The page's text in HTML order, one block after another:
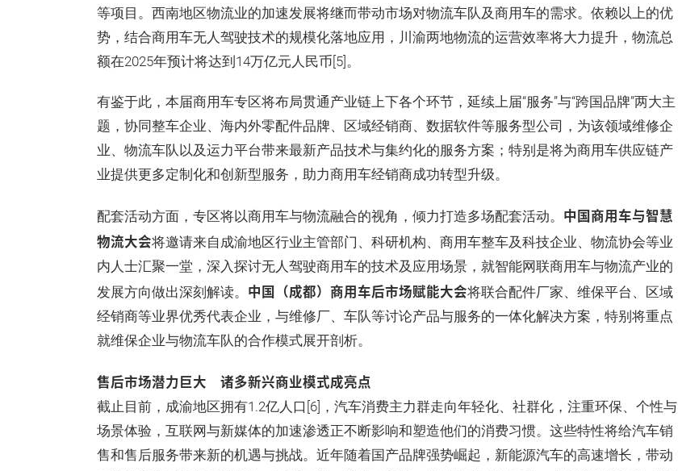
等项目。西南地区物流业的加速发展将继而带动市场对物流车队及商用车的需求。依赖以上的优
势，结合商用车无人驾驶技术的规模化落地应用，川渝两地物流的运营效率将大力提升，物流总
额在2025年预计将达到14万亿元人民币[5]。
有鉴于此，本届商用车专区将布局贯通产业链上下各个环节，延续上届“服务”与“跨国品牌”两大主
题，协同整车企业、海内外零配件品牌、区域经销商、数据软件等服务型公司，为该领域维修企
业、物流车队以及运力平台带来最新产品技术与集约化的服务方案；特别是将为商用车供应链产
业提供更多定制化和创新型服务，助力商用车经销商成功转型升级。
配套活动方面，专区将以商用车与物流融合的视角，倾力打造多场配套活动。 中国商用车与智慧
物流大会将邀请来自成渝地区行业主管部门、科研机构、商用车整车及科技企业、物流协会等业
内人士汇聚一堂，深入探讨无人驾驶商用车的技术及应用场景，就智能网联商用车与物流产业的
发展方向做出深刻解读。 中国（成都）商用车后市场赋能大会将联合配件厂家、维保平台、区域
经销商等业界优秀代表企业，与维修厂、车队等讨论产品与服务的一体化解决方案，特别将重点
就维保企业与物流车队的合作模式展开剖析。
售后市场潜力巨大 诸多新兴商业模式成亮点
截止目前，成渝地区拥有1.2亿人口[6]，汽车消费主力群走向年轻化、社群化，注重环保、个性与
场景体验，互联网与新媒体的加速渗透正不断影响和塑造他们的消费习惯。这些特性将给汽车销
售和售后服务带来新的机遇与挑战。近年随着国产品牌强势崛起，新能源汽车的高速增长，带动